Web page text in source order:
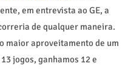
em entrevista ao GE, a
de qualquer maneira.
maior aproveitamento de um
jogos, ganhamos 12 e